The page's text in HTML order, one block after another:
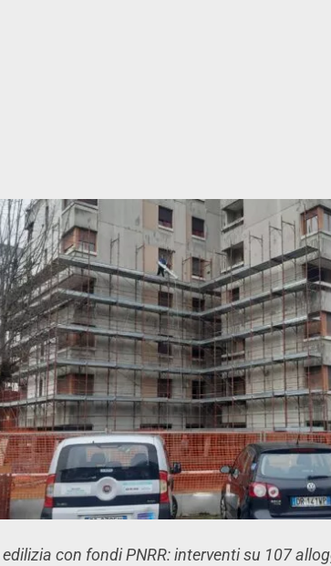
con fondi PNRR: interventi su 107